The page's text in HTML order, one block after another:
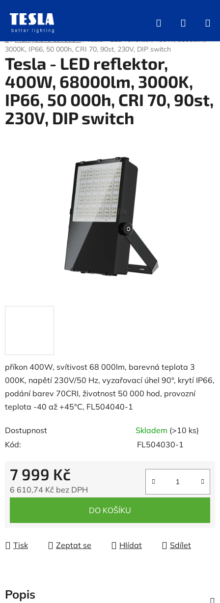
obsah
Hledat
KOŠÍK
/ Průmyslové osvětlení / Tesla - LED reflektor, 400W, 68000lm,
3000K, IP66, 50 000h, CRI 70, 90st, 230V, DIP switch
příkon 400W, svítivost 68 000lm, barevná teplota 3
000K, napětí 230V/50 Hz, vyzařovací úhel 90°, krytí IP66,
podání barev 70CRI, životnost 50 000 hod, provozní
teplota -40 až +45°C, FL504040-1
Dostupnost Skladem (>10 ks)
Kód:
FL504030-1
7 999 Kč
6 610,74 Kč bez DPH
DO KOŠÍKU
Tisk Zeptat se Hlídat Sdílet
Tesla - LED reflektor,
400W, 68000lm, 3000K,
IP66, 50 000h, CRI 70, 90st,
230V, DIP switch
Popis